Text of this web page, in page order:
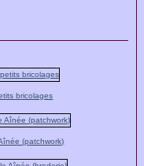
bricolages
(patchwork)